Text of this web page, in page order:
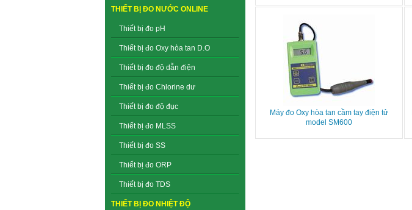
THIẾT BỊ ĐO NƯỚC ONLINE
Thiết bị đo pH
Thiết bị đo Oxy hòa tan D.O
Thiết bị đo độ dẫn điện
Thiết bị đo Chlorine dư
Thiết bị đo độ đục
Thiết bị đo MLSS
Thiết bị đo SS
Thiết bị đo ORP
Thiết bị đo TDS
THIẾT BỊ ĐO NHIỆT ĐỘ
Máy đo Oxy hòa tan cầm tay điện tử
model SM600